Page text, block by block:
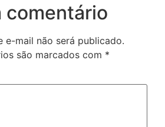
comentário
e-mail não será publicado.
são marcados com *